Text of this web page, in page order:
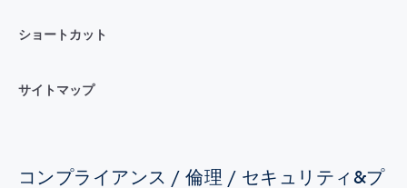
ショートカット
サイトマップ
コンプライアンス / 倫理 / セキュリティ&プ